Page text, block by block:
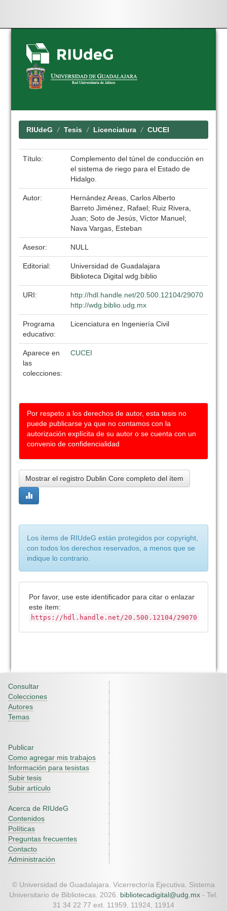
Skip
navigation
RIUdeG Tesis Licenciatura CUCEI
Título:
Complemento del túnel de conducción en
el sistema de riego para el Estado de
Hidalgo.
Autor:
Hernández Areas, Carlos Alberto
Barreto Jiménez, Rafael; Ruiz Rivera,
Juan; Soto de Jesús, Víctor Manuel;
Nava Vargas, Esteban
Asesor: NULL
Editorial:
Universidad de Guadalajara
Biblioteca Digital wdg.biblio
URI:
http://hdl.handle.net/20.500.12104/29070
http://wdg.biblio.udg.mx
Programa
educativo:
Licenciatura en Ingeniería Civil
Aparece en
las
colecciones:
CUCEI
Por respeto a los derechos de autor, esta tesis no
puede publicarse ya que no contamos con la
autorización explícita de su autor o se cuenta con un
convenio de confidencialidad
Mostrar el registro Dublin Core completo del ítem
Los ítems de RIUdeG están protegidos por copyright,
con todos los derechos reservados, a menos que se
indique lo contrario.
Por favor, use este identificador para citar o enlazar
este ítem:
https://hdl.handle.net/20.500.12104/29070
Consultar
Colecciones
Autores
Temas
Publicar
Como agregar mis trabajos
Información para tesistas
Subir tesis
Subir artículo
Acerca de RIUdeG
Contenidos
Políticas
Preguntas frecuentes
Contacto
Administración
© Universidad de Guadalajara. Vicerrectoría Ejecutiva. Sistema
Universitario de Bibliotecas. 2026. bibliotecadigital@udg.mx - Tel.
31 34 22 77 ext. 11959, 11924, 11914